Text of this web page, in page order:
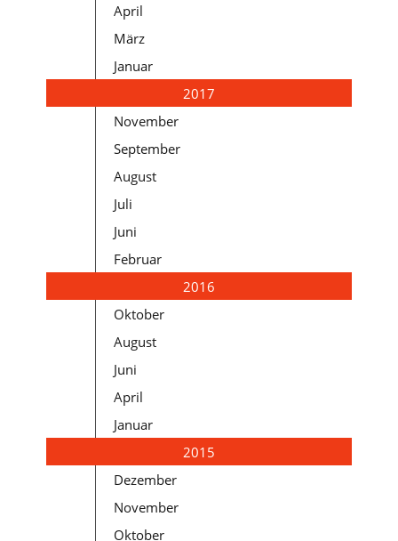
April
März
Januar
2017
November
September
August
Juli
Juni
Februar
2016
Oktober
August
Juni
April
Januar
2015
Dezember
November
Oktober